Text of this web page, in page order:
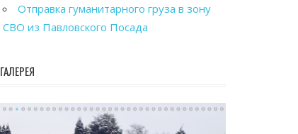
Отправка гуманитарного груза в зону
СВО из Павловского Посада
ГАЛЕРЕЯ